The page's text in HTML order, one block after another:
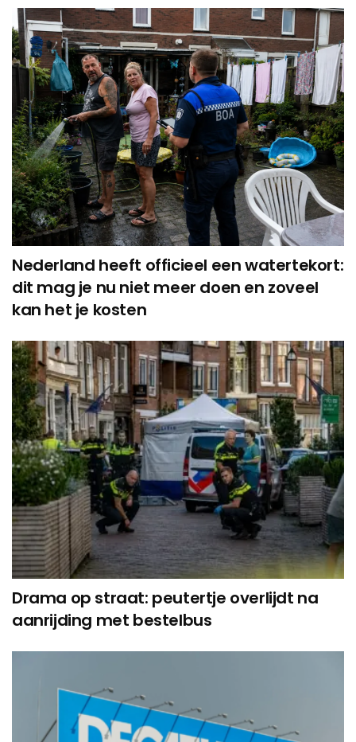
Nederland heeft officieel een watertekort:
dit mag je nu niet meer doen en zoveel
kan het je kosten
Drama op straat: peutertje overlijdt na
aanrijding met bestelbus